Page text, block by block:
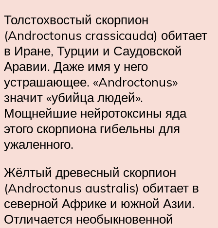
Толстохвостый скорпион
(Androctonus crassicauda) обитает
в Иране, Турции и Саудовской
Аравии. Даже имя у него
устрашающее. «Androctonus»
значит «убийца людей».
Мощнейшие нейротоксины яда
этого скорпиона гибельны для
ужаленного.
Жёлтый древесный скорпион
(Androctonus australis) обитает в
северной Африке и южной Азии.
Отличается необыкновенной